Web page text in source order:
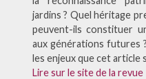
jardins ? Quel héritage
peuvent-ils constituer
aux générations futures
les enjeux que cet article
Lire sur le site de la revue